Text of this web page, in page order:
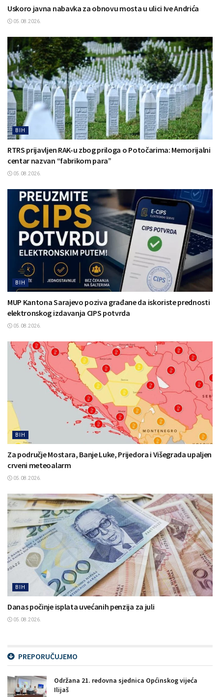
Uskoro javna nabavka za obnovu mosta u ulici Ive Andrića
05.08.2026.
BIH
RTRS prijavljen RAK-u zbog priloga o Potočarima: Memorijalni
centar nazvan “fabrikom para”
05.08.2026.
BIH
MUP Kantona Sarajevo poziva građane da iskoriste prednosti
elektronskog izdavanja CIPS potvrda
05.08.2026.
BIH
Za područje Mostara, Banje Luke, Prijedora i Višegrada upaljen
crveni meteoalarm
05.08.2026.
BIH
Danas počinje isplata uvećanih penzija za juli
05.08.2026.
PREPORUČUJEMO
Održana 21. redovna sjednica Općinskog vijeća
Ilijaš